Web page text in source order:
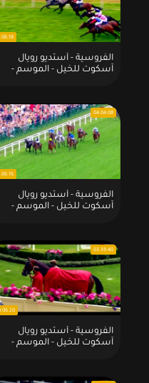
الفروسية - أستديو رويال
آسكوت للخيل - الموسم -
2021.06.18
الفروسية - أستديو رويال
آسكوت للخيل - الموسم -
04:04:08
2021.06.16
الفروسية - أستديو رويال
آسكوت للخيل - الموسم -
03:39:40
2020.06.20